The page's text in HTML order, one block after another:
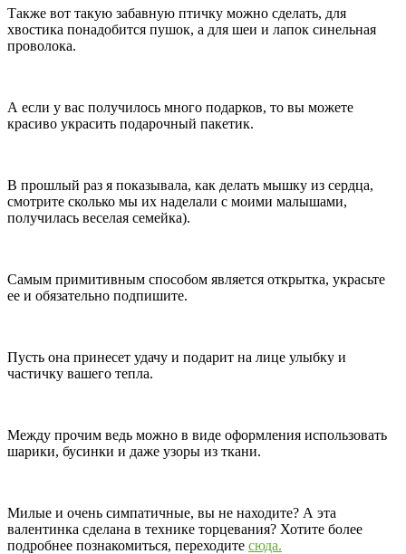
Также вот такую забавную птичку можно сделать, для
хвостика понадобится пушок, а для шеи и лапок синельная
проволока.
А если у вас получилось много подарков, то вы можете
красиво украсить подарочный пакетик.
В прошлый раз я показывала, как делать мышку из сердца,
смотрите сколько мы их наделали с моими малышами,
получилась веселая семейка).
Самым примитивным способом является открытка, украсьте
ее и обязательно подпишите.
Пусть она принесет удачу и подарит на лице улыбку и
частичку вашего тепла.
Между прочим ведь можно в виде оформления использовать
шарики, бусинки и даже узоры из ткани.
Милые и очень симпатичные, вы не находите? А эта
валентинка сделана в технике торцевания? Хотите более
подробнее познакомиться, переходите сюда.